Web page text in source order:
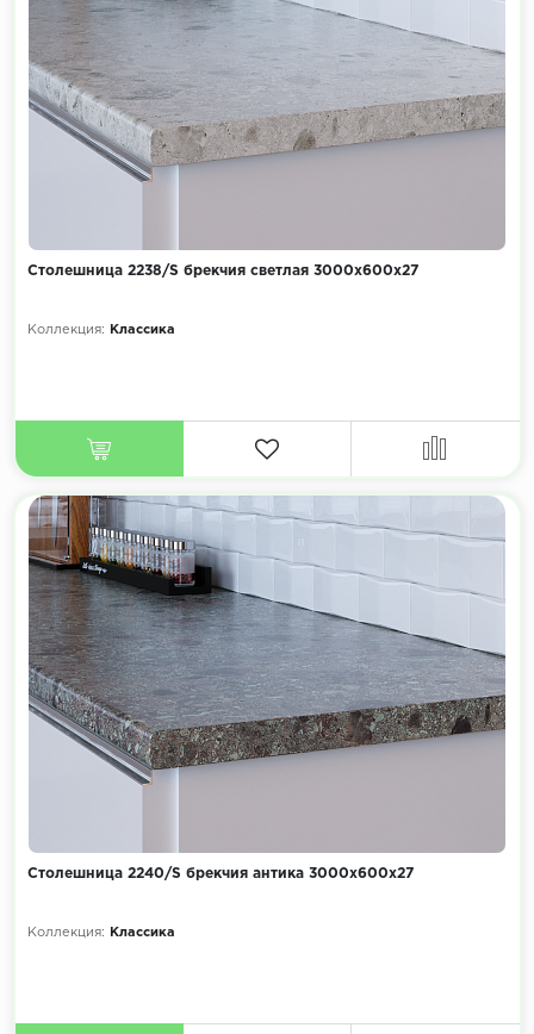
Столешница 2238/S брекчия светлая 3000х600х27
Коллекция: Классика
Столешница 2240/S брекчия антика 3000х600х27
Коллекция: Классика